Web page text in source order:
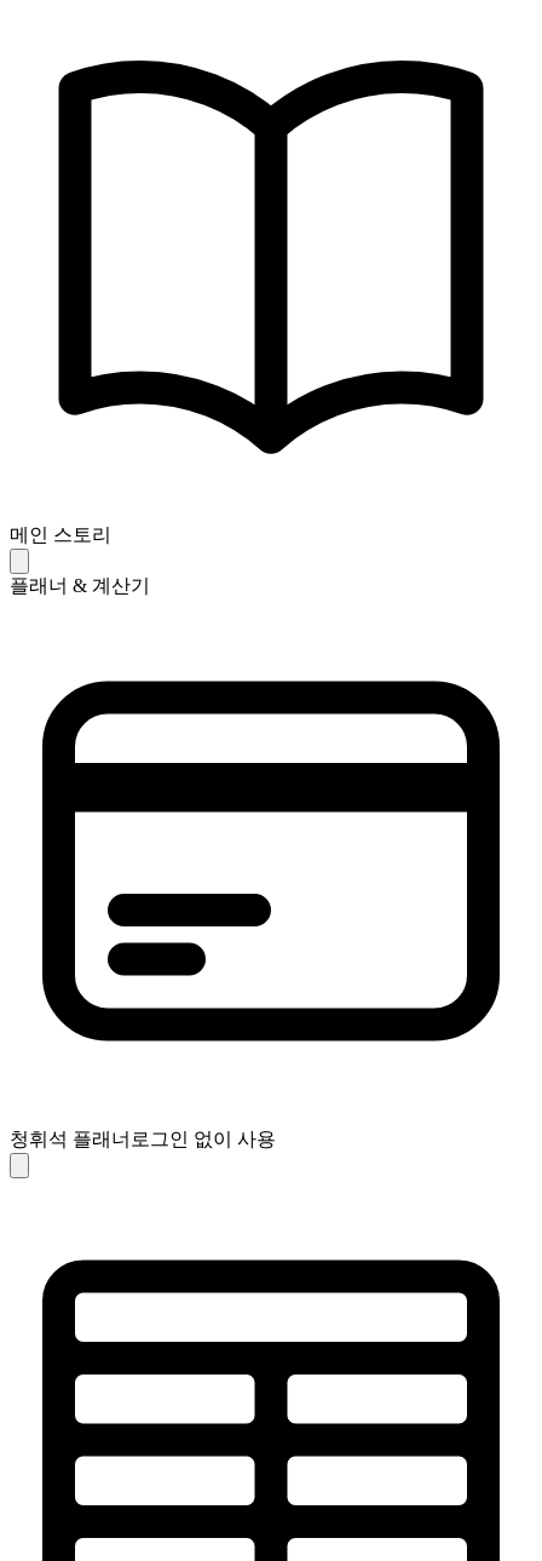
메인 스토리
플래너 & 계산기
청휘석 플래너 로그인 없이 사용